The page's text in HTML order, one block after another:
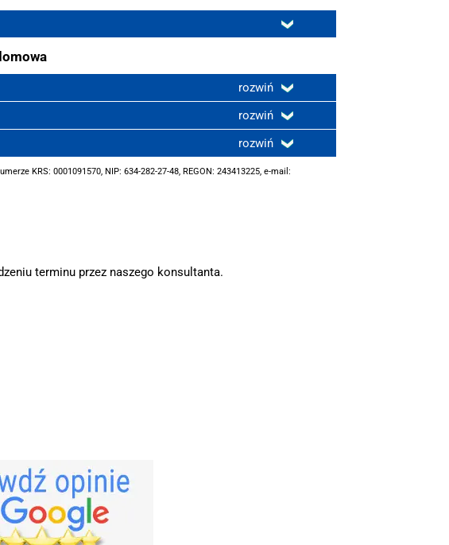
rozwiń
rozwiń
rozwiń
KRS: 0001091570, NIP: 634-282-27-48, REGON: 243413225, e-mail:
terminu przez naszego konsultanta.